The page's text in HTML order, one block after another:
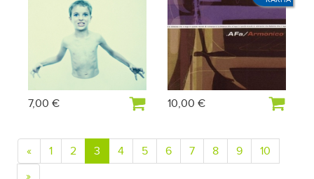
7,00 € 10,00 €
« 1 2 3 4 5 6 7 8 9
10
»